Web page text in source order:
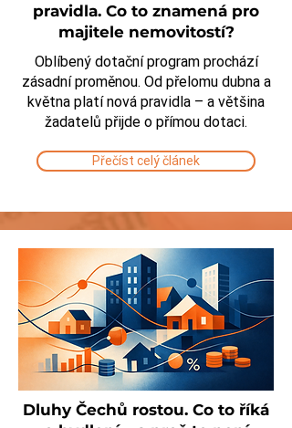
pravidla. Co to znamená pro
majitele nemovitostí?
Oblíbený dotační program prochází
zásadní proměnou. Od přelomu dubna a
května platí nová pravidla – a většina
žadatelů přijde o přímou dotaci.
Přečíst celý článek
Dluhy Čechů rostou. Co to říká